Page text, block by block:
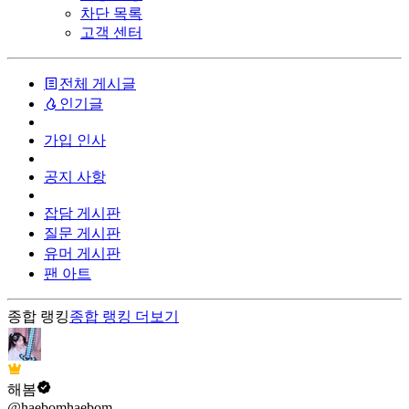
차단 목록
고객 센터
전체 게시글
인기글
가입 인사
공지 사항
잡담 게시판
질문 게시판
유머 게시판
팬 아트
종합 랭킹종합 랭킹 더보기
해봄